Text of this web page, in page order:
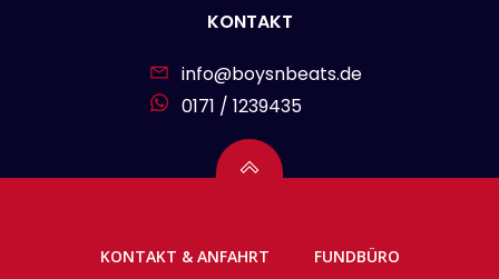
KONTAKT
info@boysnbeats.de
0171 / 1239435
KONTAKT & ANFAHRT FUNDBÜRO